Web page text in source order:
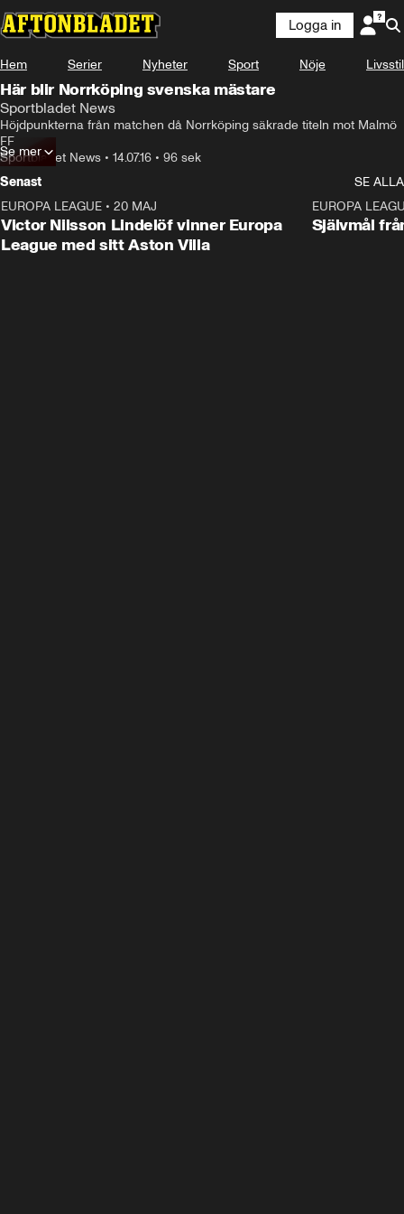
Logga in
Hem Serier Nyheter Sport Nöje Livsstil
Här blir Norrköping svenska mästare
Sportbladet News
Höjdpunkterna från matchen då Norrköping säkrade titeln mot Malmö
FF
Sportbladet News • 14.07.16 • 96 sek
Se mer
Senast
SE ALLA
EUROPA LEAGUE • 20 MAJ
Victor Nilsson Lindelöf vinner Europa
League med sitt Aston Villa
EUROPA
Självmål